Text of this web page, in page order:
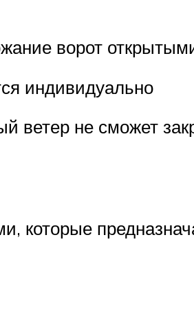
ворот
индивидуально
ветер не сможет
которые